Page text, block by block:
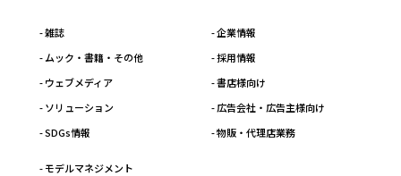
- 雑誌
- ムック・書籍・その他
- ウェブメディア
- ソリューション
- SDGs情報
- 企業情報
- 採用情報
- 書店様向け
- 広告会社・広告主様向け
- 物販・代理店業務
- モデルマネジメント